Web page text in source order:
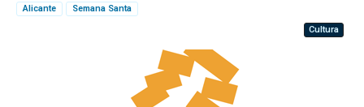
Alicante
Semana Santa
Cultura